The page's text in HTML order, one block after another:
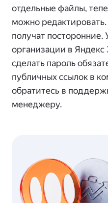
отдельные файлы,
можно
получат посторонние.
организации в Яндекс
сделать пароль
публичных ссылок в
обратитесь в
менеджеру.